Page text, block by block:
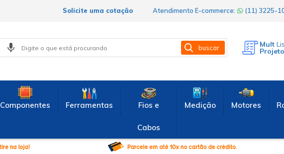
Atendimento E-commerce: (11) 3225-
Solicite uma cotação
buscar Mult
Componentes Ferramentas Fios e
Cabos
Medição Motores